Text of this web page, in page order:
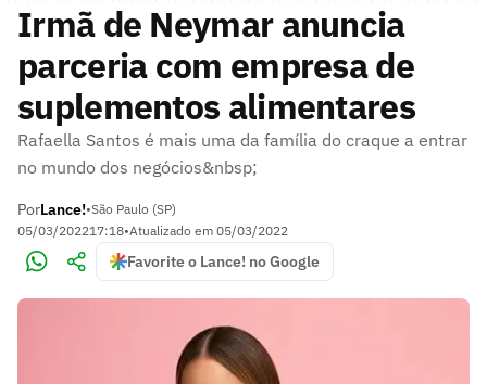
Irmã de Neymar anuncia
parceria com empresa de
suplementos alimentares
Rafaella Santos é mais uma da família do craque a entrar
no mundo dos negócios&nbsp;
PorLance!•São Paulo (SP)
05/03/202217:18•Atualizado em 05/03/2022
Favorite o Lance! no Google